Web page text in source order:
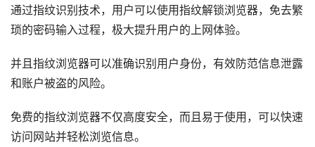
通过指纹识别技术，用户可以使用指纹解锁浏览器，免去繁
琐的密码输入过程，极大提升用户的上网体验。
并且指纹浏览器可以准确识别用户身份，有效防范信息泄露
和账户被盗的风险。
免费的指纹浏览器不仅高度安全，而且易于使用，可以快速
访问网站并轻松浏览信息。